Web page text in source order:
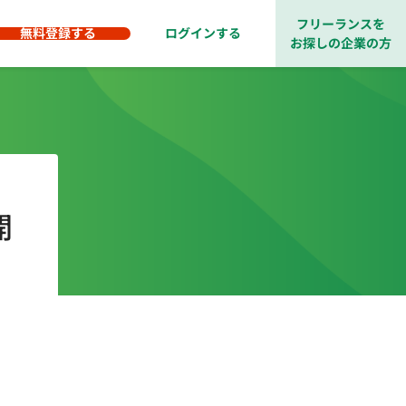
無料登録する ログインする
フリーランスを
お探しの企業の方